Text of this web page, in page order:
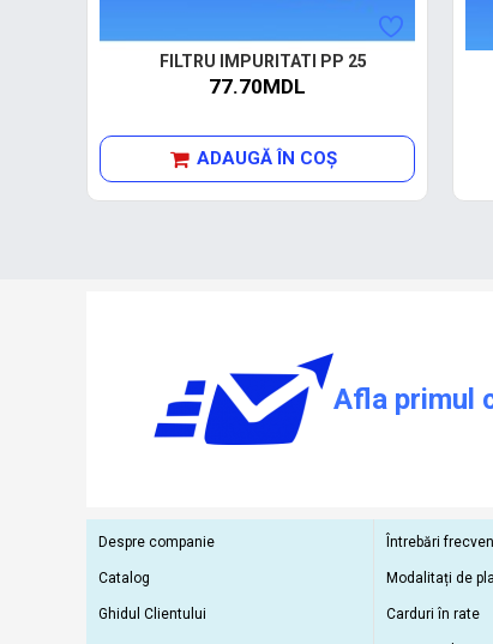
FILTRU IMPURITATI PP 25
77.70MDL
ADAUGĂ ÎN COŞ
Afla primul
Despre companie
Catalog
Ghidul Clientului
Întrebări
Modalitați de
Carduri în rate